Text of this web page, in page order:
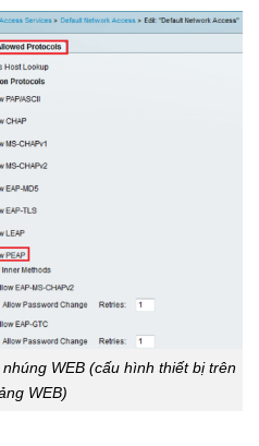
WEB (cấu hình thiết bị trên
WEB)